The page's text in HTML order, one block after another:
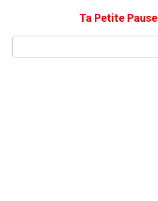
Ta Petite Pause
Search: